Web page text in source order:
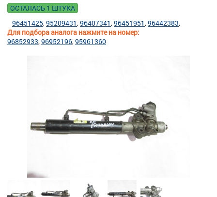
ОСТАЛАСЬ 1 ШТУКА
Для подбора аналога нажмите на номер:
96451425 95209431 96407341 96451951 96442383
96852933 96952196 95961360